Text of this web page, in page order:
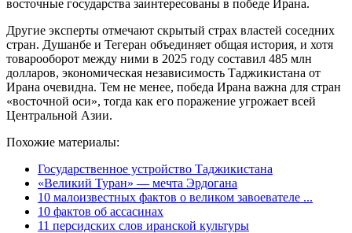
восточные государства заинтересованы в победе Ирана.
Другие эксперты отмечают скрытый страх властей соседних
стран. Душанбе и Тегеран объединяет общая история, и хотя
товарооборот между ними в 2025 году составил 485 млн
долларов, экономическая независимость Таджикистана от
Ирана очевидна. Тем не менее, победа Ирана важна для стран
«восточной оси», тогда как его поражение угрожает всей
Центральной Азии.
Похожие материалы:
Государственное устройство Таджикистана
«Великий Туран» — мечта Эрдогана
10 малоизвестных фактов о великом завоевателе ...
10 фактов об ассасинах
11 персидских слов иранской культуры